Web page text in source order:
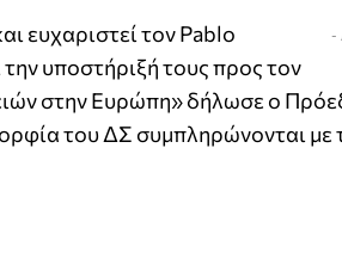
-
ευχαριστεί τον Pablo
υποστήριξή τους προς τον
στην Ευρώπη» δήλωσε ο
του ΔΣ συμπληρώνονται με